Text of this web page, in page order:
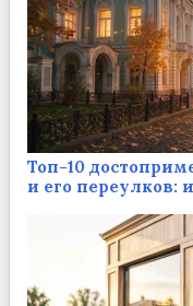
Топ-10
и его переулков: